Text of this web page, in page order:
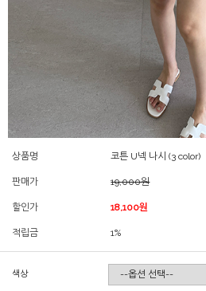
상품명 코튼 U넥 나시 (3 color)
판매가 19,000원
할인가 18,100원
적립금 1%
색상